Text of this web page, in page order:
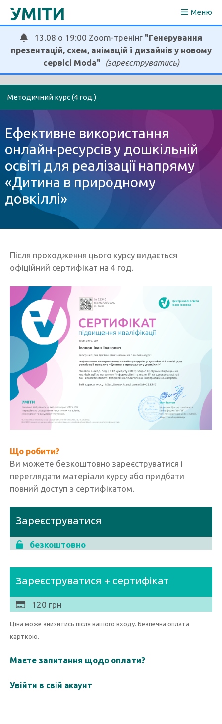
Перейти
Меню
13.08 о 19:00 Zoom-тренінг "Генерування
презентацій, схем, анімацій і дизайнів у новому
сервісі Moda"
(зареєструватись)
Методичний курс (4 год.)
Ефективне використання
онлайн-ресурсів у дошкільній
освіті для реалізації напряму
«Дитина в природному
довкіллі»
Після проходження цього курсу видається
офіційний сертифікат на 4 год.
Що робити?
Ви можете безкоштовно зареєструватися і
переглядати матеріали курсу або придбати
повний доступ з сертифікатом.
Зареєструватися
безкоштовно
Зареєструватися + сертифікат
120 грн
Ціна може знизитись після вашого входу. Безпечна оплата
карткою.
Маєте запитання щодо оплати?
Увійти в свій акаунт